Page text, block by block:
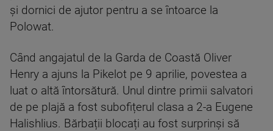
și dornici de ajutor pentru a se întoarce la
Polowat.
Când angajatul de la Garda de Coastă Oliver
Henry a ajuns la Pikelot pe 9 aprilie, povestea a
luat o altă întorsătură. Unul dintre primii salvatori
de pe plajă a fost subofițerul clasa a 2-a Eugene
Halishlius. Bărbații blocați au fost surprinși să